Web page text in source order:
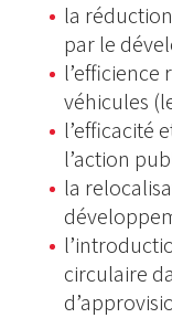
la
par le
l’efficience
véhicules
l’efficacité
l’action
la
circulaire